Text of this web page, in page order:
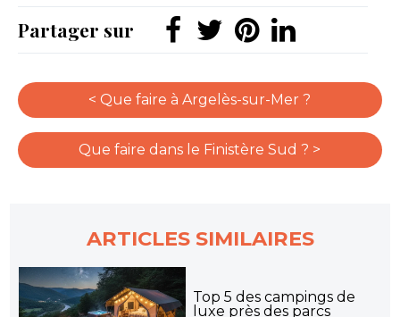
Partager sur
< Que faire à Argelès-sur-Mer ?
Que faire dans le Finistère Sud ? >
ARTICLES SIMILAIRES
Top 5 des campings de
luxe près des parcs